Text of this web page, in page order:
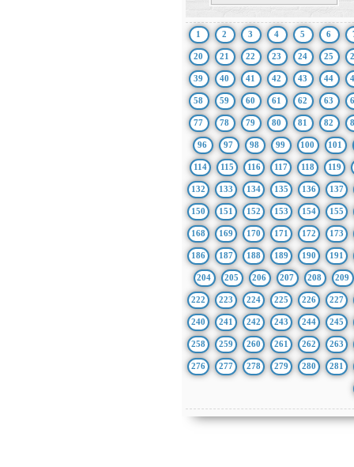
1 2 3 4 5 6
20 21 22 23 24 25
39 40 41 42 43 44
58 59 60 61 62 63
77 78 79 80 81 82
96 97 98 99 100 101
114 115 116 117 118 119
132 133 134 135 136 137
150 151 152 153 154 155
168 169 170 171 172 173
186 187 188 189 190 191
204 205 206 207 208 209
222 223 224 225 226 227
240 241 242 243 244 245
258 259 260 261 262 263
276 277 278 279 280 281